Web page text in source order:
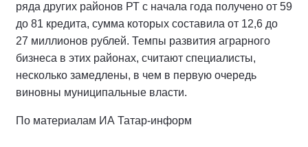
ряда других районов РТ с начала года получено от 59
до 81 кредита, сумма которых составила от 12,6 до
27 миллионов рублей. Темпы развития аграрного
бизнеса в этих районах, считают специалисты,
несколько замедлены, в чем в первую очередь
виновны муниципальные власти.
По материалам ИА Татар-информ